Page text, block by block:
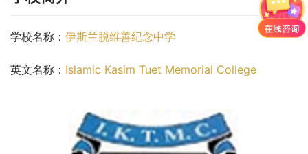
学校名称： 伊斯兰脱维善纪念中学
英文名称： Islamic Kasim Tuet Memorial College